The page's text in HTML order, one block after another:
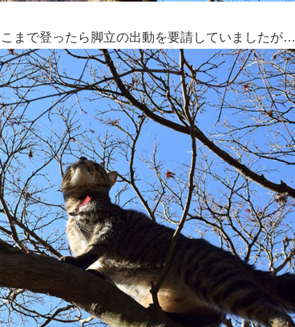
まで登ったら脚立の出動を要請していましたが…